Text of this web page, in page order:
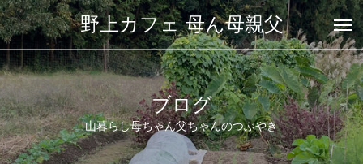
野上カフェ 母ん母親父
ブログ
山暮らし母ちゃん父ちゃんのつぶやき